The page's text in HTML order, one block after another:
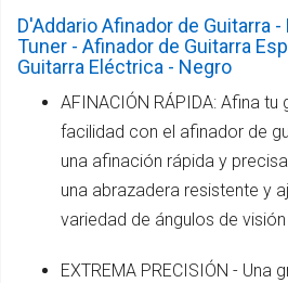
D'Addario Afinador de Guitarra
Tuner - Afinador de Guitarra
Guitarra Eléctrica - Negro
AFINACIÓN RÁPIDA: Afina
facilidad con el afinador de
una afinación rápida y
una abrazadera resistente y
variedad de ángulos de visión
EXTREMA PRECISIÓN - Una